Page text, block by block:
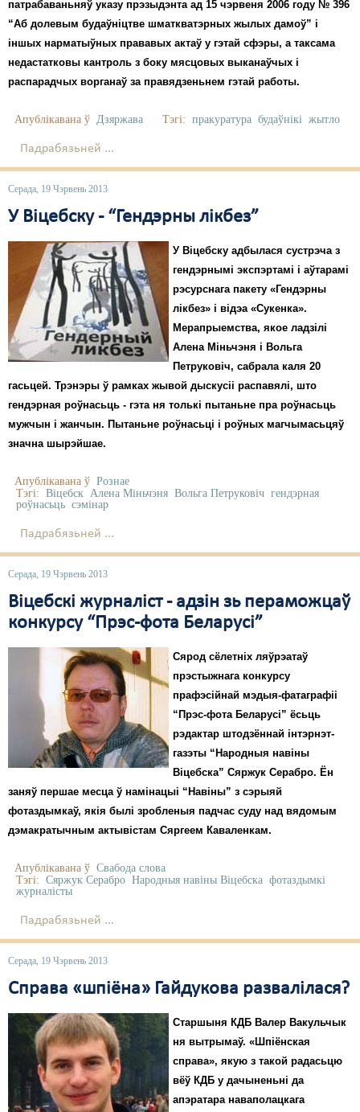
патрабаваньняў указу прэзыдэнта ад 15 чэрвеня 2006 году № 396
“Аб долевым будаўніцтве шматкватэрных жылых дамоў” і
іншых нарматыўных прававых актаў у гэтай сфэры, а таксама
недастатковы кантроль з боку мясцовых выканаўчых і
распарадчых ворганаў за правядзеньнем гэтай работы.
Апублікавана ў Дзяржава Тэгі: пракуратура будаўнікі жытло
Падрабязьней ...
Серада, 19 Чэрвень 2013
У Віцебску - “Гендэрны лікбез”
У Віцебску адбылася сустрэча з
гендэрнымі экспэртамі і аўтарамі
рэсурснага пакету «Гендэрны
лікбез» і відэа «Сукенка».
Мерапрыемства, якое ладзілі
Алена Міньчэня і Вольга
Петруковіч, сабрала каля 20
гасьцей. Трэнэры ў рамках жывой дыскусіі распавялі, што
гендэрная роўнасьць - гэта ня толькі пытаньне пра роўнасьць
мужчын і жанчын. Пытаньне роўнасьці і роўных магчымасьцяў
значна шырэйшае.
Апублікавана ў Рознае
Тэгі: Віцебск Алена Міньчэня Вольга Петруковіч гендэрная
роўнасьць сэмінар
Падрабязьней ...
Серада, 19 Чэрвень 2013
Віцебскі журналіст - адзін зь пераможцаў
конкурсу “Прэс-фота Беларусі”
Сярод сёлетніх ляўрэатаў
прэстыжнага конкурсу
прафэсійнай мэдыя-фатаграфіі
“Прэс-фота Беларусі” ёсьць
рэдактар штодзённай інтэрнэт-
газэты “Народныя навіны
Віцебска” Сяржук Серабро. Ён
заняў першае месца ў намінацыі “Навіны” з сэрыяй
фотаздымкаў, якія былі зробленыя падчас суду над вядомым
дэмакратычным актывістам Сяргеем Каваленкам.
Апублікавана ў Свабода слова
Тэгі: Сяржук Серабро Народныя навіны Віцебска фотаздымкі
журналісты
Падрабязьней ...
Серада, 19 Чэрвень 2013
Справа «шпіёна» Гайдукова развалілася?
Старшыня КДБ Валер Вакульчык
ня вытрымаў. «Шпіёнская
справа», якую з такой радасьцю
вёў КДБ у дачыненьні да
апэратара наваполацкага